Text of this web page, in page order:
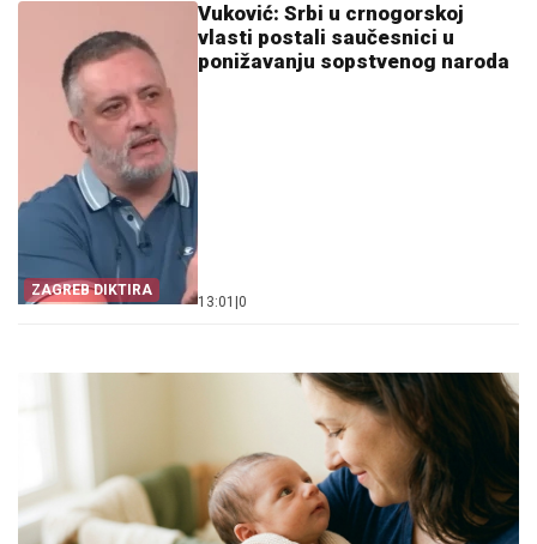
ZAGREB DIKTIRA
Vuković: Srbi u crnogorskoj
vlasti postali saučesnici u
ponižavanju sopstvenog naroda
13:01 0